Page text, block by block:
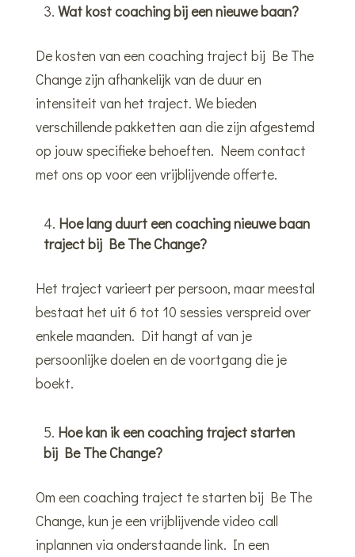
Wat kost coaching bij een nieuwe baan?
De kosten van een coaching traject bij Be The
Change zijn afhankelijk van de duur en
intensiteit van het traject. We bieden
verschillende pakketten aan die zijn afgestemd
op jouw specifieke behoeften. Neem contact
met ons op voor een vrijblijvende offerte.
Hoe lang duurt een coaching nieuwe baan
traject bij Be The Change?
Het traject varieert per persoon, maar meestal
bestaat het uit 6 tot 10 sessies verspreid over
enkele maanden. Dit hangt af van je
persoonlijke doelen en de voortgang die je
boekt.
Hoe kan ik een coaching traject starten
bij Be The Change?
Om een coaching traject te starten bij Be The
Change, kun je een vrijblijvende video call
inplannen via onderstaande link. In een